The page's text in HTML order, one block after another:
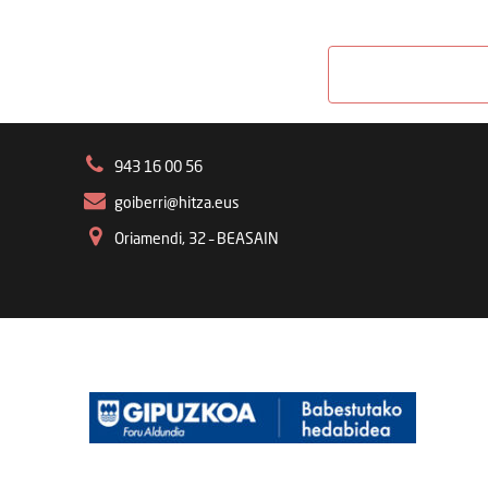
943 16 00 56
goiberri@hitza.eus
Oriamendi, 32 – BEASAIN